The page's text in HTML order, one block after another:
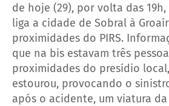
de hoje (29), por volta das
liga a cidade de Sobral à
proximidades do PIRS.
que na bis estavam três
proximidades do presídio
estourou, provocando o
após o acidente, um viatura da